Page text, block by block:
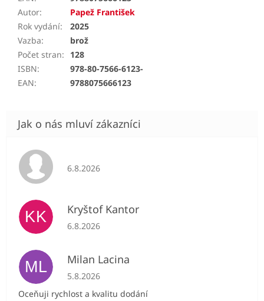
Autor:
Papež František
Rok vydání:
2025
Vazba:
brož
Počet stran:
128
ISBN:
978-80-7566-6123-
EAN: 9788075666123
Hodnocení obchodu je 5 z 5 hvězdiček.
6.8.2026
KK Kryštof Kantor
Hodnocení obchodu je 5 z 5 hvězdiček.
6.8.2026
ML Milan Lacina
Hodnocení obchodu je 5 z 5 hvězdiček.
5.8.2026
Oceňuji rychlost a kvalitu dodání